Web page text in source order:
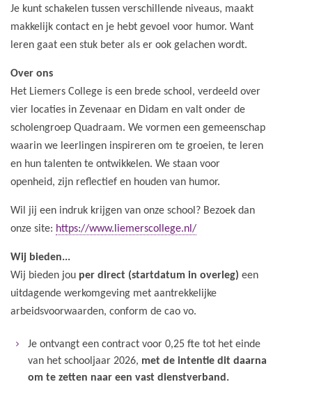
Je kunt schakelen tussen verschillende niveaus, maakt
makkelijk contact en je hebt gevoel voor humor. Want
leren gaat een stuk beter als er ook gelachen wordt.
Over ons
Het Liemers College is een brede school, verdeeld over
vier locaties in Zevenaar en Didam en valt onder de
scholengroep Quadraam. We vormen een gemeenschap
waarin we leerlingen inspireren om te groeien, te leren
en hun talenten te ontwikkelen. We staan voor
openheid, zijn reflectief en houden van humor.
Wil jij een indruk krijgen van onze school? Bezoek dan
onze site: https://www.liemerscollege.nl/
Wij bieden...
Wij bieden jou per direct (startdatum in overleg) een
uitdagende werkomgeving met aantrekkelijke
arbeidsvoorwaarden, conform de cao vo.
Je ontvangt een contract voor 0,25 fte tot het einde
van het schooljaar 2026, met de intentie dit daarna
om te zetten naar een vast dienstverband.